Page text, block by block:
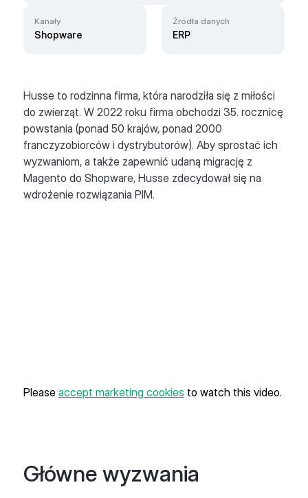
Kanały
Shopware
Źródła danych
ERP
Husse to rodzinna firma, która narodziła się z miłości
do zwierząt. W 2022 roku firma obchodzi 35. rocznicę
powstania (ponad 50 krajów, ponad 2000
franczyzobiorców i dystrybutorów). Aby sprostać ich
wyzwaniom, a także zapewnić udaną migrację z
Magento do Shopware, Husse zdecydował się na
wdrożenie rozwiązania PIM.
Please accept marketing cookies to watch this video.
Główne wyzwania